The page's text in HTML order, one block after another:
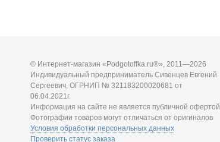
© Интернет-магазин «Podgotoffka.ru®», 2011—2026
Индивидуальный предприниматель Сивенцев Евгений
Сергеевич, ОГРНИП № 321183200020681 от
06.04.2021г.
Информация на сайте не является публичной офертой
Фотографии товаров могут отличаться от оригиналов
Условия обработки персональных данных
Проверить статус заказа